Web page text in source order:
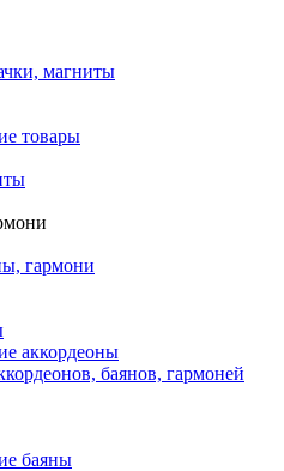
магниты
товары
гармони
аккордеоны
баянов, гармоней
баяны